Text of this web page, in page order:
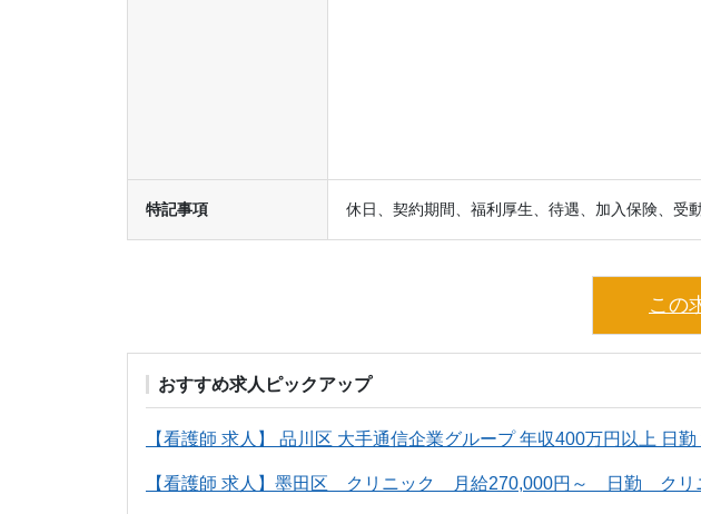
特記事項 休日、契約期間、福利厚生、待遇、加入保険、受
この
おすすめ求人ピックアップ
【看護師 求人】 品川区 大手通信企業グループ 年収400万円以上 日
【看護師 求人】墨田区 クリニック 月給270,000円～ 日勤 クリ